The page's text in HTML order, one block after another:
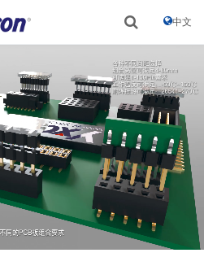
中文